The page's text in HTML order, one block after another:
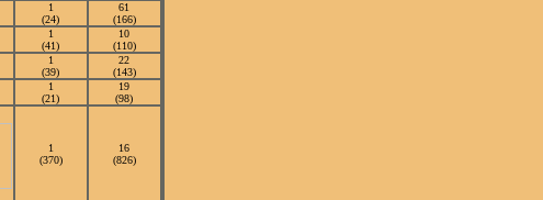
1
(24)
61
(166)
1
(41)
10
(110)
1
(39)
22
(143)
1
(21)
19
(98)
1
(370)
16
(826)